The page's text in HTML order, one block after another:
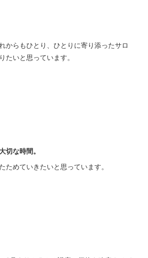
からもひとり、ひとりに寄り添ったサロ
たいと思っています。
切な時間。
ためていきたいと思っています。